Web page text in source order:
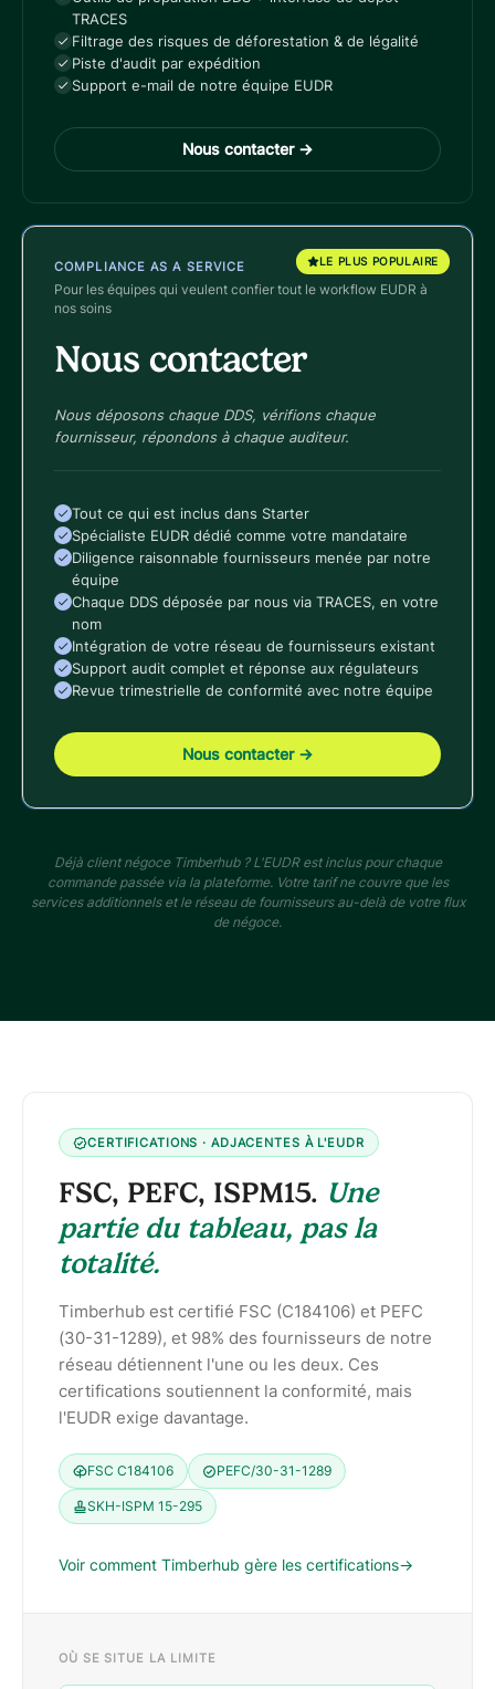
TRACES
Filtrage des risques de déforestation & de légalité
Piste d'audit par expédition
Support e-mail de notre équipe EUDR
Nous contacter→
LE PLUS POPULAIRE
COMPLIANCE AS A SERVICE
Pour les équipes qui veulent confier tout le workflow EUDR à
nos soins
Nous contacter
Nous déposons chaque DDS, vérifions chaque
fournisseur, répondons à chaque auditeur.
Tout ce qui est inclus dans Starter
Spécialiste EUDR dédié comme votre mandataire
Diligence raisonnable fournisseurs menée par notre
équipe
Chaque DDS déposée par nous via TRACES, en votre
nom
Intégration de votre réseau de fournisseurs existant
Support audit complet et réponse aux régulateurs
Revue trimestrielle de conformité avec notre équipe
Nous contacter→
Déjà client négoce Timberhub ? L'EUDR est inclus pour chaque
commande passée via la plateforme. Votre tarif ne couvre que les
services additionnels et le réseau de fournisseurs au-delà de votre flux
de négoce.
CERTIFICATIONS · ADJACENTES À L'EUDR
FSC, PEFC, ISPM15. Une
partie du tableau, pas la
totalité.
Timberhub est certifié FSC (C184106) et PEFC
(30-31-1289), et 98% des fournisseurs de notre
réseau détiennent l'une ou les deux. Ces
certifications soutiennent la conformité, mais
l'EUDR exige davantage.
FSC C184106 PEFC/30-31-1289
SKH-ISPM 15-295
Voir comment Timberhub gère les certifications→
OÙ SE SITUE LA LIMITE